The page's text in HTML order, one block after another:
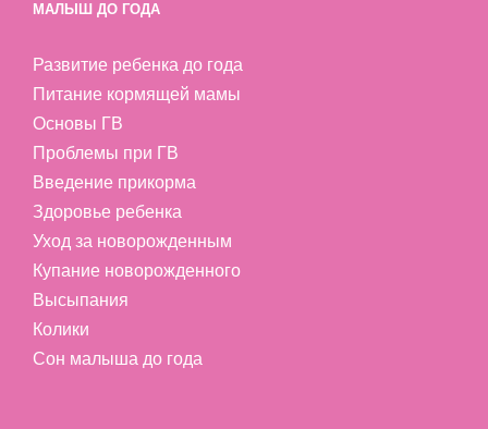
МАЛЫШ ДО ГОДА
Развитие ребенка до года
Питание кормящей мамы
Основы ГВ
Проблемы при ГВ
Введение прикорма
Здоровье ребенка
Уход за новорожденным
Купание новорожденного
Высыпания
Колики
Сон малыша до года